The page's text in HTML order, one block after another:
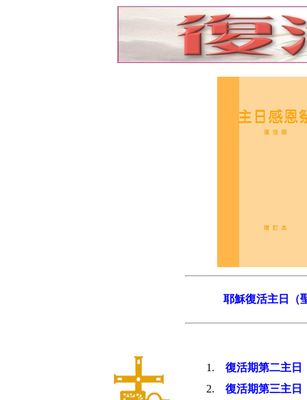
耶穌復活主日（
1.
復活期第二主 日
2. 復活期第三主日